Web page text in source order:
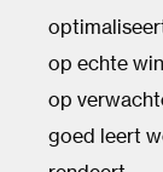
op echte
op
goed leert